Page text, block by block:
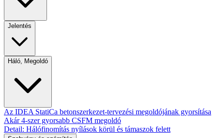
Jelentés
Háló, Megoldó
Az IDEA StatiCa betonszerkezet-tervezési megoldójának gyorsítása
Akár 4-szer gyorsabb CSFM megoldó
Detail: Hálófinomítás nyílások körül és támaszok felett